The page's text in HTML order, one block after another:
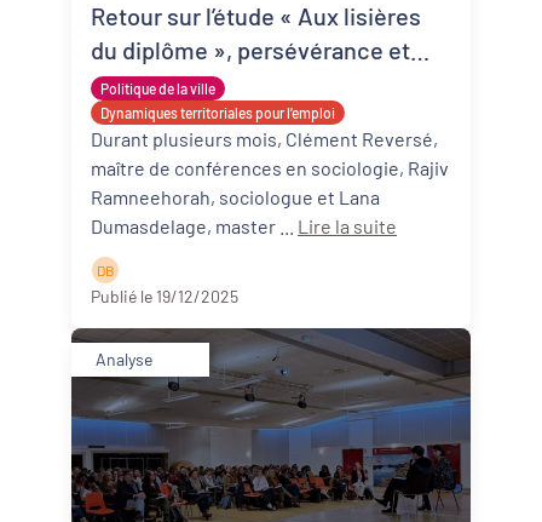
Politique de la ville
Dynamiques territoriales pour l’emploi
Retour sur l’étude « Aux lisières
du diplôme », persévérance et
décrochage scolaire à Mérignac
et Sainte-Foy-la-Grande
Durant plusieurs mois, Clément Reversé,
maître de conférences en sociologie, Rajiv
Ramneehorah, sociologue et Lana
Lire la suite
D B
Publié le 19/12/2025
Analyse